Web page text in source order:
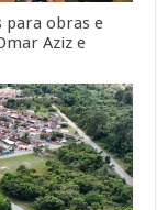
para obras e
Aziz e